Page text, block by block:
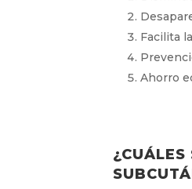
Facilita
Ahorro